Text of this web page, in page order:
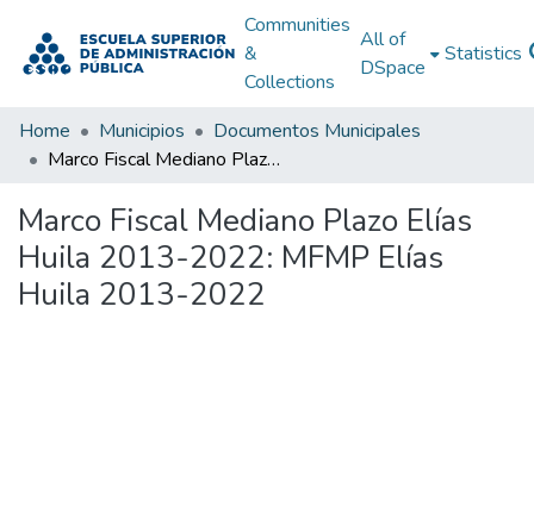
Communities
&
Collections
All of
DSpace
Statistics
Home Municipios
Documentos Municipales
Marco Fiscal Mediano Plazo Elías Huila 2013-2022: MFMP Elías Huila 2013-2022
Marco Fiscal Mediano Plazo Elías
Huila 2013-2022: MFMP Elías
Huila 2013-2022